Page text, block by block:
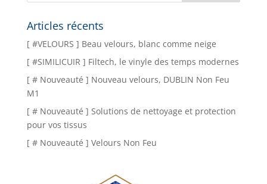
Articles récents
[ #VELOURS ] Beau velours, blanc comme neige
[ #SIMILICUIR ] Filtech, le vinyle des temps modernes
[ # Nouveauté ] Nouveau velours, DUBLIN Non Feu
M1
[ # Nouveauté ] Solutions de nettoyage et protection
pour vos tissus
[ # Nouveauté ] Velours Non Feu